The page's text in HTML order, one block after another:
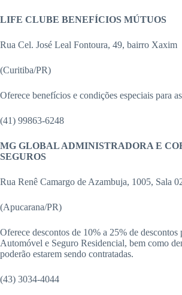
LIFE CLUBE BENEFÍCIOS MÚTUOS
Rua Cel. José Leal Fontoura, 49, bairro Xaxim
(Curitiba/PR)
Oferece benefícios e condições especiais para
(41) 99863-6248
MG GLOBAL ADMINISTRADORA E
SEGUROS
Rua Renê Camargo de Azambuja, 1005, Sala
(Apucarana/PR)
Oferece descontos de 10% a 25% de descontos
Automóvel e Seguro Residencial, bem como
poderão estarem sendo contratadas.
(43) 3034-4044